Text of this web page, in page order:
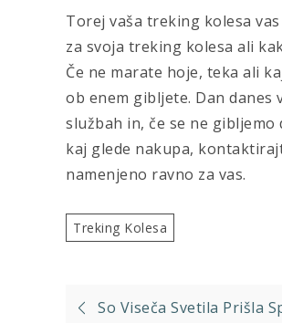
Torej vaša treking kolesa
za svoja treking kolesa ali
Če ne marate hoje, teka ali
ob enem gibljete. Dan danes
službah in, če se ne gibljemo
kaj glede nakupa,
namenjeno ravno za vas.
Treking Kolesa
Navigacija
So Viseča Svetila Prišla